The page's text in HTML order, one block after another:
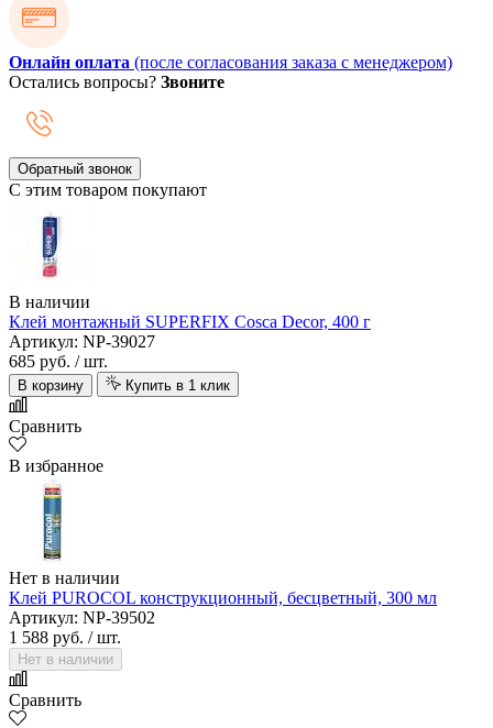
Онлайн оплата (после согласования заказа с менеджером)
Остались вопросы? Звоните
Обратный звонок
С этим товаром покупают
В наличии
Клей монтажный SUPERFIX Cosca Decor, 400 г
Артикул: NP-39027
685 руб. / шт.
В корзину Купить в 1 клик
Сравнить
В избранное
Нет в наличии
Клей PUROCOL конструкционный, бесцветный, 300 мл
Артикул: NP-39502
1 588 руб. / шт.
Нет в наличии
Сравнить